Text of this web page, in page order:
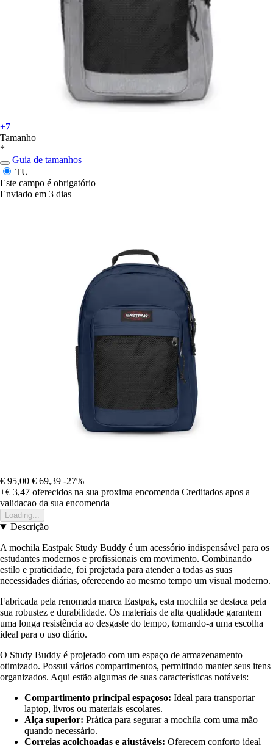
+7
Tamanho
*
Guia de tamanhos
TU
Este campo é obrigatório
Enviado em 3 dias
€ 95,00 € 69,39 -27%
+€ 3,47 oferecidos na sua proxima encomenda Creditados apos a
validacao da sua encomenda
Loading...
Descrição
A mochila Eastpak Study Buddy é um acessório indispensável para os
estudantes modernos e profissionais em movimento. Combinando
estilo e praticidade, foi projetada para atender a todas as suas
necessidades diárias, oferecendo ao mesmo tempo um visual moderno.
Fabricada pela renomada marca Eastpak, esta mochila se destaca pela
sua robustez e durabilidade. Os materiais de alta qualidade garantem
uma longa resistência ao desgaste do tempo, tornando-a uma escolha
ideal para o uso diário.
O Study Buddy é projetado com um espaço de armazenamento
otimizado. Possui vários compartimentos, permitindo manter seus itens
organizados. Aqui estão algumas de suas características notáveis:
Compartimento principal espaçoso: Ideal para transportar
laptop, livros ou materiais escolares.
Alça superior: Prática para segurar a mochila com uma mão
quando necessário.
Correias acolchoadas e ajustáveis: Oferecem conforto ideal